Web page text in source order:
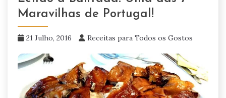
Maravilhas de Portugal!
21 Julho, 2016 Receitas para Todos os Gostos